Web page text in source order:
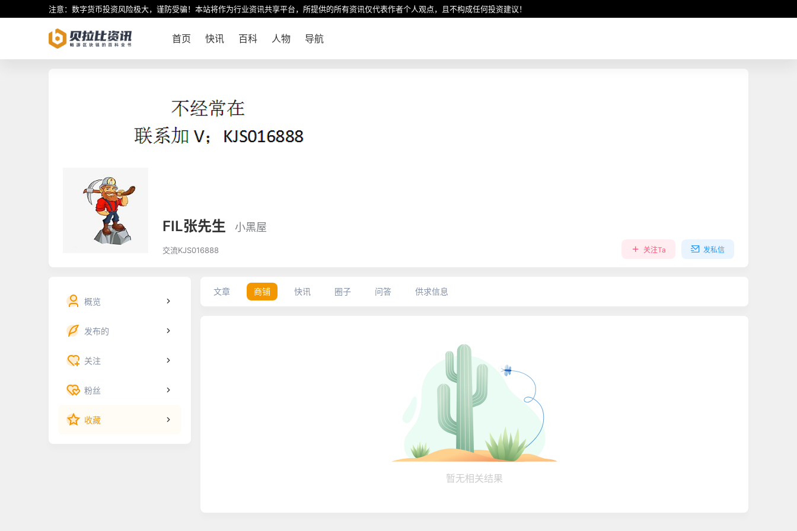
注意：数字货币投资风险极大，谨防受骗！本站将作为行业资讯共享平台，所提供的所有资讯仅代表作者个人观点，且不构成任何投资建议！
首页 快讯 百科 人物 导航
FIL张先生 小黑屋
交流KJS016888 关注Ta 发私信
概览
发布的
关注
粉丝
收藏
文章 商铺 快讯 圈子 问答 供求信息
暂无相关结果